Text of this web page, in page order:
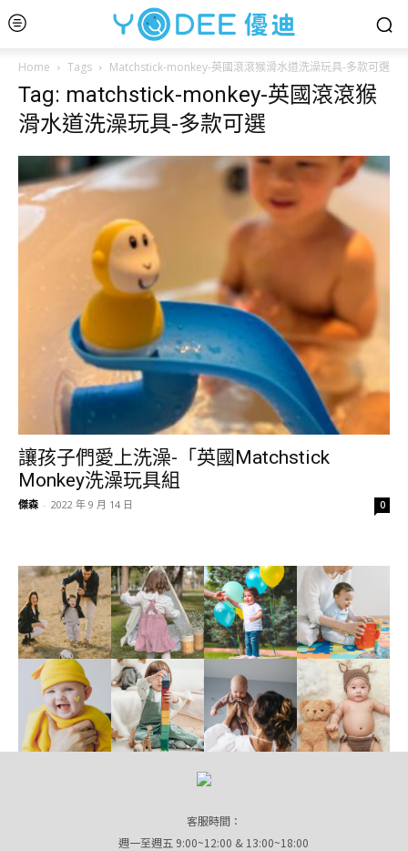
Home Tags Matchstick-monkey-英國滾滾猴滑水道洗澡玩具-多款可選
Tag: matchstick-monkey-英國滾滾猴
滑水道洗澡玩具-多款可選
讓孩子們愛上洗澡-「英國Matchstick
Monkey洗澡玩具組
傑森 - 2022 年 9 月 14 日 0
客服時間：
週一至週五 9:00~12:00 & 13:00~18:00